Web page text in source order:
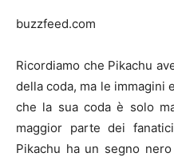
buzzfeed.com
Ricordiamo che Pikachu
della coda, ma le immagini
che la sua coda è solo
maggior parte dei
Pikachu ha un segno